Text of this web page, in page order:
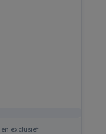
en exclusief